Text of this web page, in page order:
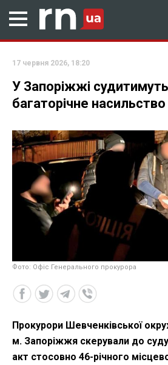
17 червня 2026, 18:20
У Запоріжжі
багаторічне
Фото: Офіс Генерального прокурора
Прокурори Шевченківської
м. Запоріжжя скерували до
акт стосовно 46-річного